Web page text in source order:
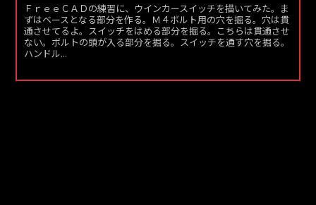
ＦｒｅｅＣＡＤの練習に、ウインカースイッチを描いてみた。ま
ずはベースとなる部分を作る。Ｍ４ボルト用の穴を掘る。穴は貫
通させてるよ。スイッチをはめる部分を掘る。こちらは貫通させ
ない。ボルトの頭が入る部分を掘る。スイッチを通す穴を掘る。
ハンドル...